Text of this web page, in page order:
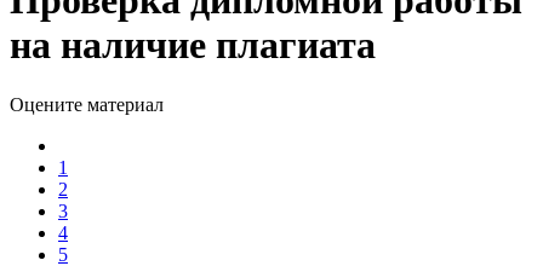
на наличие плагиата
Оцените материал
1
2
3
4
5